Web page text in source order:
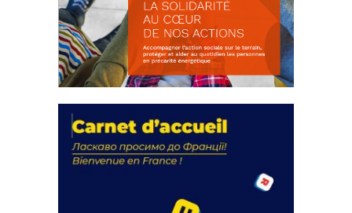
actions
18 septembre 2023
FEUILLETER